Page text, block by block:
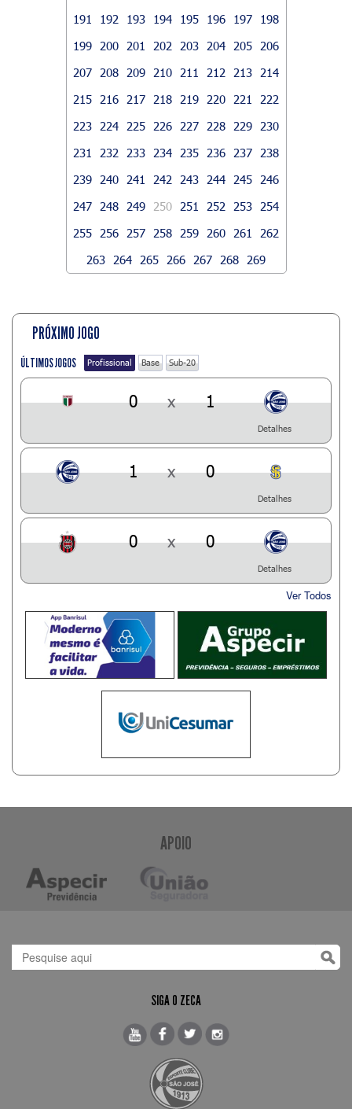
191
192 193 194 195 196 197
198
199
200 201 202 203 204 205
206
207
208 209 210 211 212 213
214
215
216 217 218 219 220 221
222
223
224 225 226 227 228 229
230
231
232 233 234 235 236 237
238
239
240 241 242 243 244 245
246
247
248 249 250 251 252 253
254
255
256 257 258 259 260 261
262
263
264 265 266 267 268 269
PRÓXIMO JOGO
ÚLTIMOS JOGOS Profissional Base Sub-20
0 x 1
Detalhes
1 x 0
Detalhes
0 x 0
Detalhes
Ver Todos
APOIO
SIGA O ZECA